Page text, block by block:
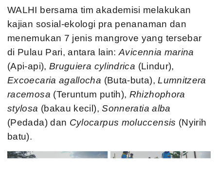
WALHI bersama tim akademisi melakukan
kajian sosial-ekologi pra penanaman dan
menemukan 7 jenis mangrove yang tersebar
di Pulau Pari, antara lain:Avicennia marina
(Api-api), Bruguiera cylindrica (Lindur),
Excoecaria agallocha (Buta-buta),Lumnitzera
racemosa (Teruntum putih), Rhizhophora
stylosa (bakau kecil),Sonneratia alba
(Pedada) dan Cylocarpus moluccensis (Nyirih
batu).